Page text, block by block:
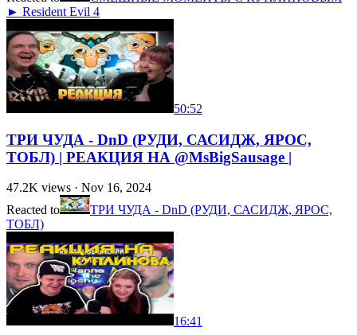
► Resident Evil 4
50:52
ТРИ ЧУДА - DnD (РУДИ, САСИДЖ, ЯРОС,
ТОБЛ) | РЕАКЦИЯ НА @MsBigSausage |
47.2K views · Nov 16, 2024
Reacted to
ТРИ ЧУДА - DnD (РУДИ, САСИДЖ, ЯРОС,
ТОБЛ)
16:41